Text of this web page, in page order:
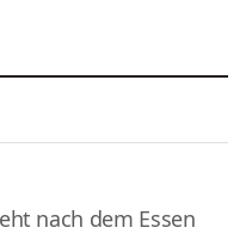
nach dem Essen